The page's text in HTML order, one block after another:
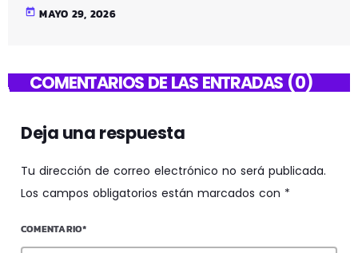
today MAYO 29, 2026
COMENTARIOS DE LAS ENTRADAS (0)
Deja una respuesta
Tu dirección de correo electrónico no será publicada.
Los campos obligatorios están marcados con *
COMENTARIO*